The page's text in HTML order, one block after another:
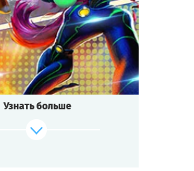
Супергерои
Квестория
Узнать больше